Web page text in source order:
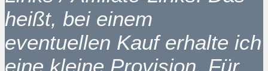
heißt, bei einem
eventuellen Kauf erhalte ich
eine kleine Provision. Für